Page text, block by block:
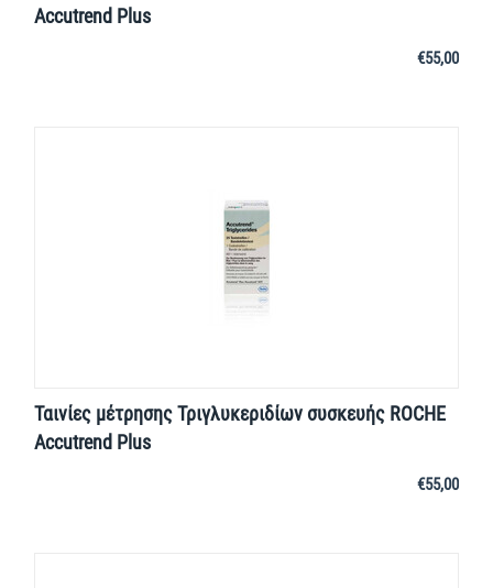
Accutrend Plus
€55,00
Ταινίες μέτρησης Τριγλυκεριδίων συσκευής ROCHE
Accutrend Plus
€55,00